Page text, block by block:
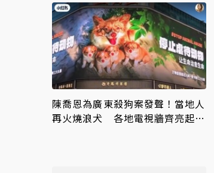
陳喬恩為廣東殺狗案發聲！當地人
再火燒浪犬 各地電視牆齊亮起